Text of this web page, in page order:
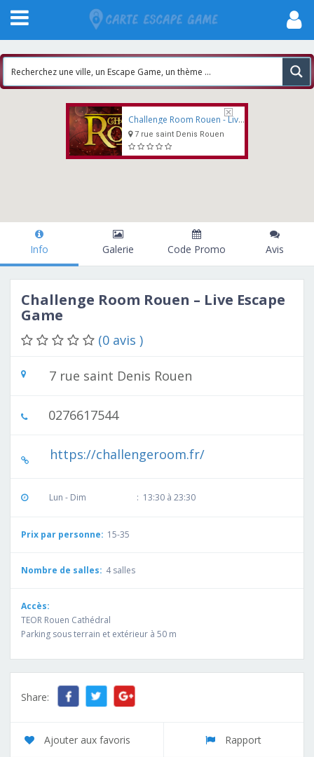
Challenge Room Rouen - Live Escape Game
7 rue saint Denis Rouen
Info Galerie Code Promo Avis
Challenge Room Rouen – Live Escape
Game
(0 avis )
7 rue saint Denis Rouen
0276617544
https://challengeroom.fr/
Lun - Dim : 13:30 à 23:30
Prix par personne: 15-35
Nombre de salles: 4 salles
Accès:
TEOR Rouen Cathédral
Parking sous terrain et extérieur à 50 m
Share:
Ajouter aux favoris Rapport